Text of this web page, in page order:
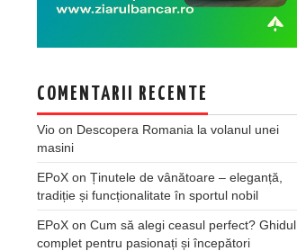
COMENTARII RECENTE
Vio on Descopera Romania la volanul unei
masini
EPoX on Ținutele de vânătoare – eleganță,
tradiție și funcționalitate în sportul nobil
EPoX on Cum să alegi ceasul perfect? Ghidul
complet pentru pasionați și începători